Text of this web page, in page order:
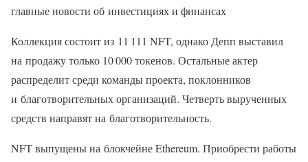
главные новости об инвестициях и финансах
Коллекция состоит из 11 111 NFT, однако Депп выставил
на продажу только 10 000 токенов. Остальные актер
распределит среди команды проекта, поклонников
и благотворительных организаций. Четверть вырученных
средств направят на благотворительность.
NFT выпущены на блокчейне Ethereum. Приобрести работы